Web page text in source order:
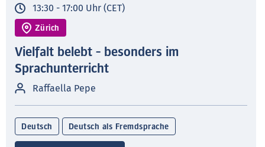
13:30 - 17:00 Uhr (CET)
Zürich
Vielfalt belebt - besonders im
Sprachunterricht
Raffaella Pepe
Deutsch Deutsch als Fremdsprache